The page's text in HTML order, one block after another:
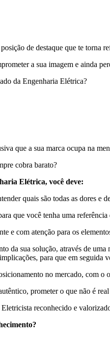
de destaque que te torna
a sua imagem e ainda
da Engenharia Elétrica?
que a sua marca ocupa na
cobra barato?
Elétrica, você deve:
quais são todas as dores e
que você tenha uma
e com atenção para os
da sua solução, através de
para que em seguida
no mercado, com
prometer o que não é
reconhecido e